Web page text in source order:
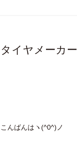
タイヤメーカー
こんばんはヽ(^0^)ノ